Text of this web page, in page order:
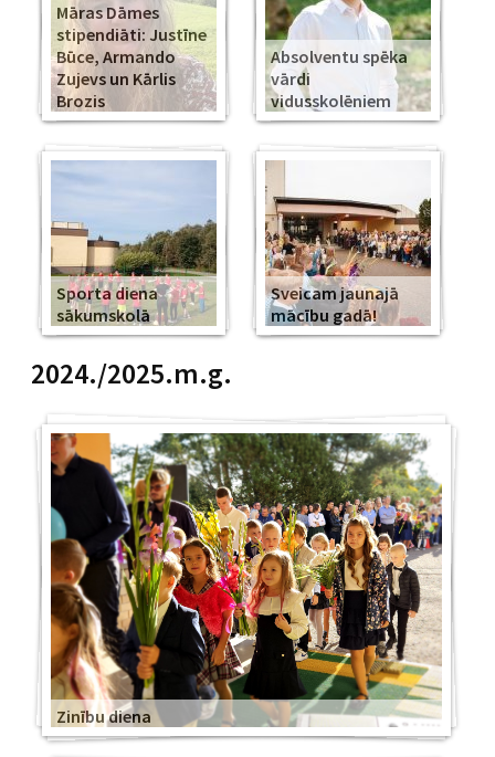
Māras Dāmes
stipendiāti: Justīne
Būce, Armando
Zujevs un Kārlis
Brozis
Absolventu spēka
vārdi
vidusskolēniem
Sporta diena
sākumskolā
Sveicam jaunajā
mācību gadā!
2024./2025.m.g.
Zinību diena